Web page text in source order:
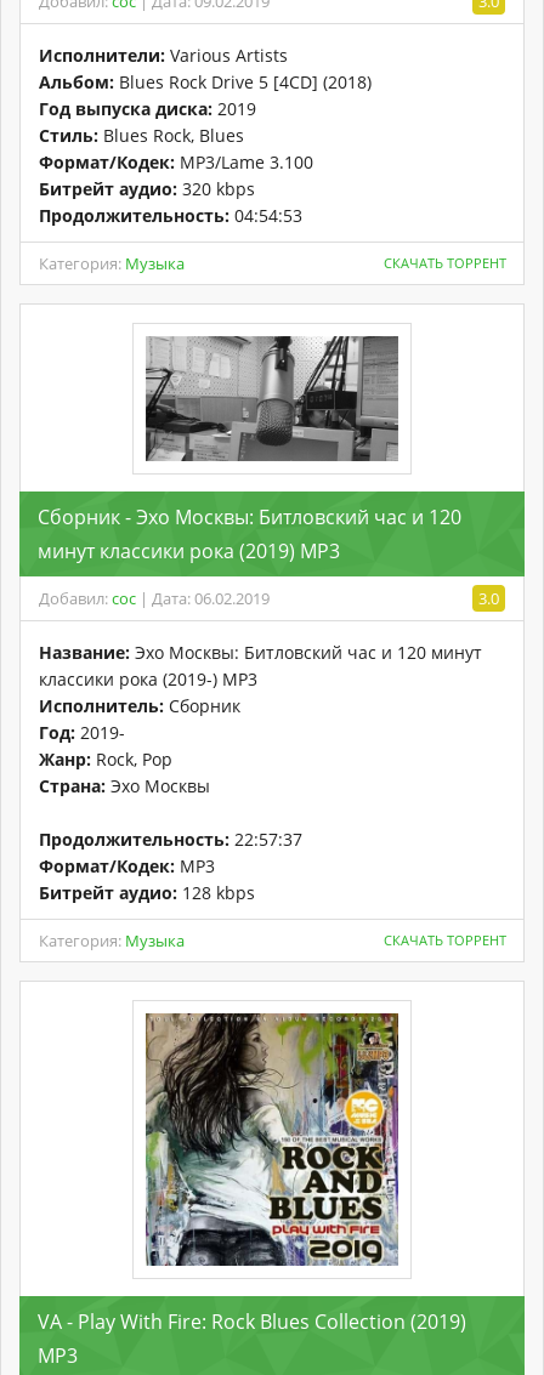
Исполнители: Various Artists
Альбом: Blues Rock Drive 5 [4CD] (2018)
Год выпуска диска: 2019
Стиль: Blues Rock, Blues
Формат/Кодек: MP3/Lame 3.100
Битрейт аудио: 320 kbps
Продолжительность: 04:54:53
Категория: Музыка СКАЧАТЬ ТОРРЕНТ
Сборник - Эхо Москвы: Битловский час и 120
минут классики рока (2019) MP3
Добавил:coc | Дата: 06.02.2019 3.0
Название: Эхо Москвы: Битловский час и 120 минут
классики рока (2019-) MP3
Исполнитель: Сборник
Год: 2019-
Жанр: Rock, Pop
Страна: Эхо Москвы
Продолжительность: 22:57:37
Формат/Кодек: MP3
Битрейт аудио: 128 kbps
Категория: Музыка СКАЧАТЬ ТОРРЕНТ
VA - Play With Fire: Rock Blues Collection (2019)
MP3